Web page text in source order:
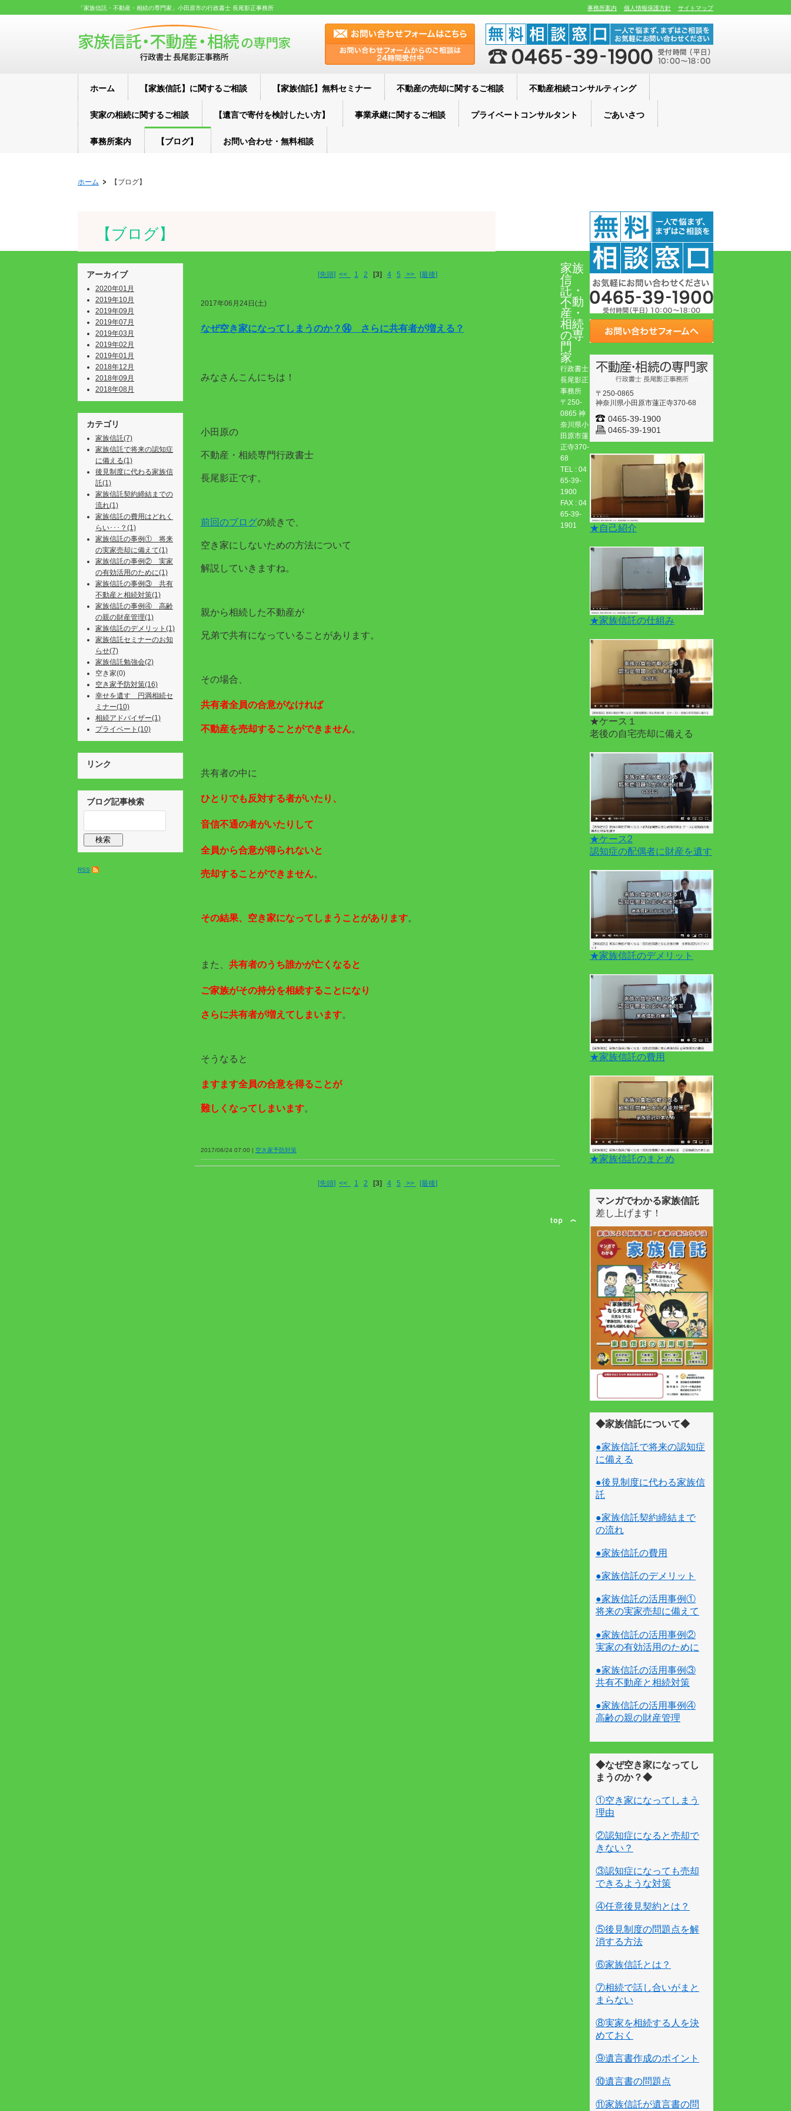
「家族信託・不動産・相続の専門家」小田原市の行政書士 長尾影正事務所 事務所案内 個人情報保護方針 サイトマップ
ホーム 【家族信託】に関するご相談 【家族信託】無料セミナー 不動産の売却に関するご相談 不動産相続コンサルティング
実家の相続に関するご相談 【遺言で寄付を検討したい方】 事業承継に関するご相談 プライベートコンサルタント ごあいさつ
事務所案内 【ブログ】 お問い合わせ・無料相談
ホーム 【ブログ】
【ブログ】
アーカイブ
2020年01月
2019年10月
2019年09月
2019年07月
2019年03月
2019年02月
2019年01月
2018年12月
2018年09月
2018年08月
カテゴリ
家族信託(7)
家族信託で将来の認知症
に備える(1)
後見制度に代わる家族信
託(1)
家族信託契約締結までの
流れ(1)
家族信託の費用はどれく
らい･･･？(1)
家族信託の事例① 将来
の実家売却に備えて(1)
家族信託の事例② 実家
の有効活用のために(1)
家族信託の事例③ 共有
不動産と相続対策(1)
家族信託の事例④ 高齢
の親の財産管理(1)
家族信託のデメリット(1)
家族信託セミナーのお知
らせ(7)
家族信託勉強会(2)
空き家(0)
空き家予防対策(16)
幸せを遺す 円満相続セ
ミナー(10)
相続アドバイザー(1)
プライベート(10)
リンク
ブログ記事検索
RSS
[先頭] << 1 2 [3] 4 5 >> [最後]
2017年06月24日(土)
なぜ空き家になってしまうのか？⑭ さらに共有者が増える？
みなさんこんにちは！
小田原の
不動産・相続専門行政書士
長尾影正です。
前回のブログの続きで、
空き家にしないための方法について
解説していきますね。
親から相続した不動産が
兄弟で共有になっていることがあります。
その場合、
共有者全員の合意がなければ
不動産を売却することができません。
共有者の中に
ひとりでも反対する者がいたり、
音信不通の者がいたりして
全員から合意が得られないと
売却することができません。
その結果、空き家になってしまうことがあります。
また、 共有者のうち誰かが亡くなると
ご家族がその持分を相続することになり
さらに共有者が増えてしまいます。
そうなると
ますます全員の合意を得ることが
難しくなってしまいます。
2017/06/24 07:00 | 空き家予防対策
[先頭] << 1 2 [3] 4 5 >> [最後]
〒250-0865
神奈川県小田原市蓮正寺370-68
0465-39-1900
0465-39-1901
★自己紹介
★家族信託の仕組み
★ケース１
老後の自宅売却に備える
★ケース2
認知症の配偶者に財産を遺す
★家族信託のデメリット
★家族信託の費用
★家族信託のまとめ
マンガでわかる家族信託
差し上げます！
◆家族信託について◆
●家族信託で将来の認知症
に備える
●後見制度に代わる家族信
託
●家族信託契約締結まで
の流れ
●家族信託の費用
●家族信託のデメリット
●家族信託の活用事例①
将来の実家売却に備えて
●家族信託の活用事例②
実家の有効活用のために
●家族信託の活用事例③
共有不動産と相続対策
●家族信託の活用事例④
高齢の親の財産管理
◆なぜ空き家になってし
まうのか？◆
①空き家になってしまう
理由
②認知症になると売却で
きない？
③認知症になっても売却
できるような対策
④任意後見契約とは？
⑤後見制度の問題点を解
消する方法
⑥家族信託とは？
⑦相続で話し合いがまと
まらない
⑧実家を相続する人を決
めておく
⑨遺言書作成のポイント
⑩遺言書の問題点
⑪家族信託が遺言書の問
家族
信
託・
不動
産・
相続
の専
門
家
行政書士
長尾影正
事務所
〒250-
0865 神
奈川県小
田原市蓮
正寺370-
68
TEL : 04
65-39-
1900
FAX : 04
65-39-
1901